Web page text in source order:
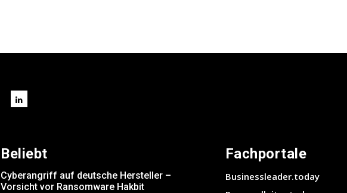
Beliebt
Cyberangriff auf deutsche Hersteller –
Vorsicht vor Ransomware Hakbit
Fachportale
Businessleader.today